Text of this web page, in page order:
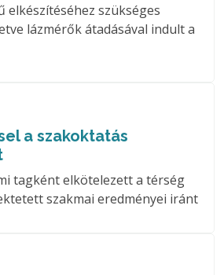
elkészítéséhez szükséges
lázmérők átadásával indult a
a szakoktatás
tagként elkötelezett a térség
szakmai eredményei iránt